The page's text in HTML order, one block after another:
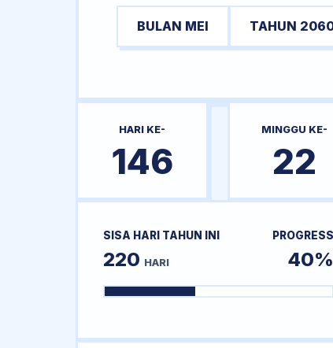
BULAN MEI TAHUN
HARI KE-
146
MINGGU KE-
22
SISA HARI TAHUN INI
220 HARI
PROGRESS
40%